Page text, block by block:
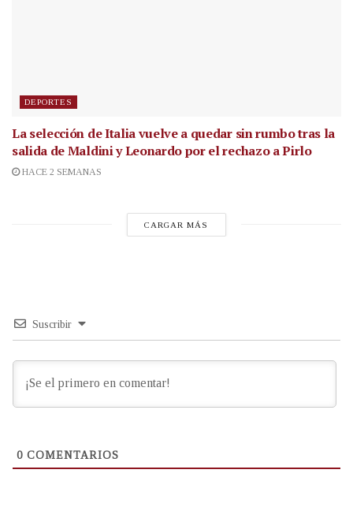
DEPORTES
La selección de Italia vuelve a quedar sin rumbo tras la
salida de Maldini y Leonardo por el rechazo a Pirlo
HACE 2 SEMANAS
CARGAR MÁS
Suscribir
0 COMENTARIOS